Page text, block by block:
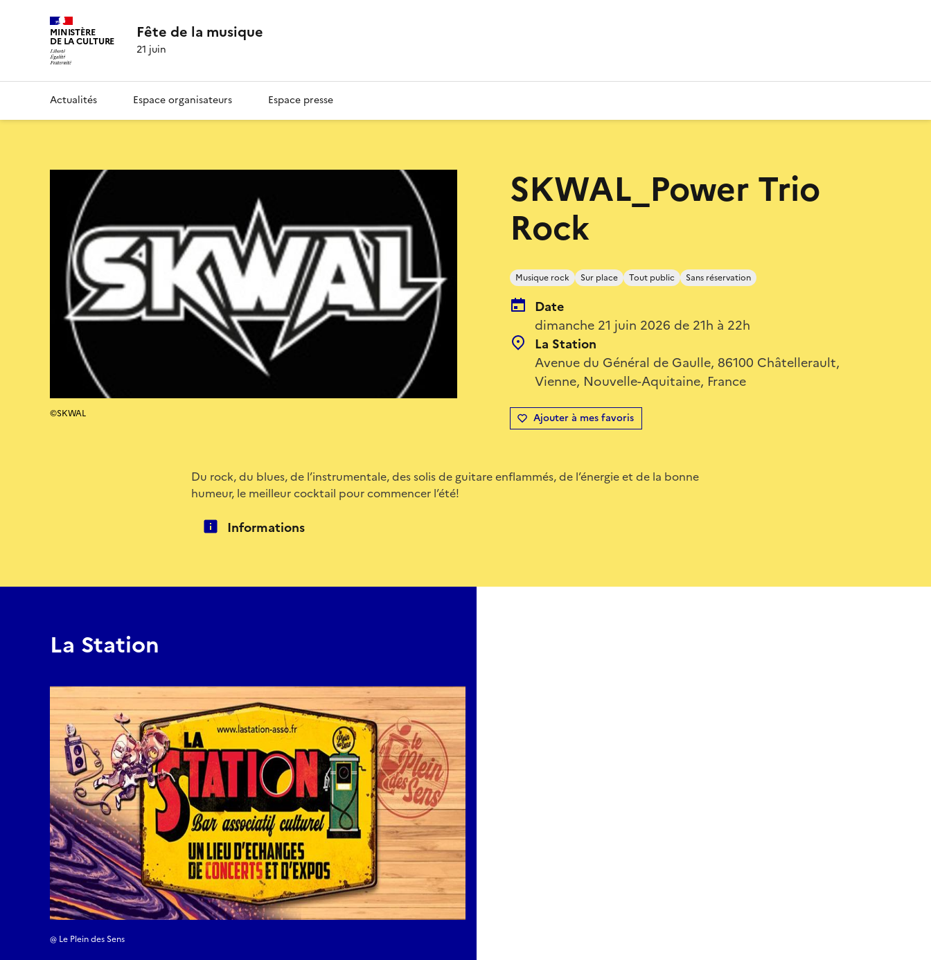
MINISTÈRE
DE LA CULTURE Fête de la musique
21 juin
Actualités Espace organisateurs Espace presse
SKWAL_Power Trio
Rock
Musique rock Sur place Tout public Sans réservation
Date
dimanche 21 juin 2026 de 21h à 22h
La Station
Avenue du Général de Gaulle, 86100 Châtellerault,
Vienne, Nouvelle-Aquitaine, France
Ajouter à mes favoris
©SKWAL
Du rock, du blues, de l’instrumentale, des solis de guitare enflammés, de l’énergie et de la bonne
humeur, le meilleur cocktail pour commencer l’été!
Informations
La Station
@ Le Plein des Sens